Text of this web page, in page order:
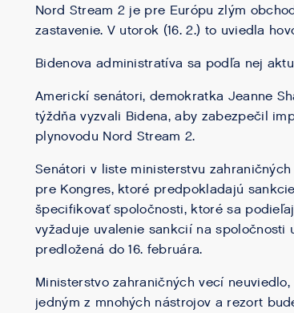
Nord Stream 2 je pre Európu zlým
zastavenie. V utorok (16. 2.) to uviedla
Bidenova administratíva sa podľa nej
Americkí senátori, demokratka Jeanne
týždňa vyzvali Bidena, aby zabezpečil
plynovodu Nord Stream 2.
Senátori v liste ministerstvu
pre Kongres, ktoré predpokladajú
špecifikovať spoločnosti, ktoré sa
vyžaduje uvalenie sankcií na spoločnosti
predložená do 16. februára.
Ministerstvo zahraničných vecí
jedným z mnohých nástrojov a rezort